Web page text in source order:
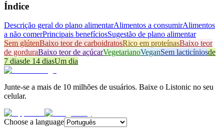
Índice
Descrição geral do plano alimentarAlimentos a consumirAlimentos
a não comerPrincipais benefíciosSugestão de plano alimentar
Sem glútenBaixo teor de carboidratosRico em proteínasBaixo teor
de gorduraBaixo teor de açúcarVegetarianoVeganSem lacticíniosde
7 diasde 14 diasUm dia
Junte-se a mais de 10 milhões de usuários. Baixe o Listonic no seu
celular.
Choose a language